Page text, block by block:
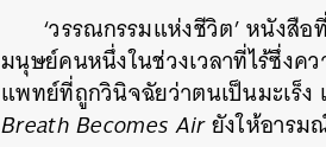
‘วรรณกรรมแห่งชีวิต’ หนังสื
มนุษย์คนหนึ่งในช่วงเวลาที่ไร้ซึ่งค
แพทย์ที่ถูกวินิจฉัยว่าตนเป็นมะเร็ง
Breath Becomes Airยังให้อารม